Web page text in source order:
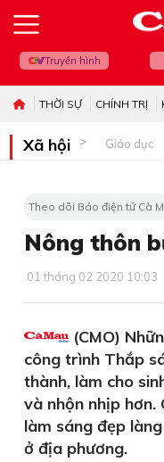
Truyền hình
THỜI SỰ CHÍNH TRỊ
Xã hội Giáo dục
Theo dõi Báo điện tử Cà
Nông thôn
01 tháng 02 2020 10:03
(CMO)
công trình Thắp
thành, làm cho
và nhộn nhịp
làm sáng đẹp
ở địa phương.